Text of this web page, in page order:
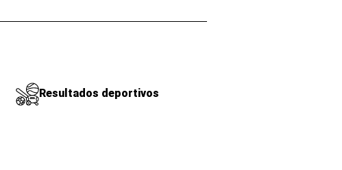
Resultados deportivos